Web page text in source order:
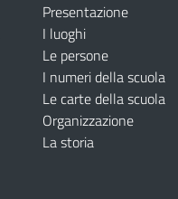
Presentazione
I luoghi
Le persone
I numeri della scuola
Le carte della scuola
Organizzazione
La storia